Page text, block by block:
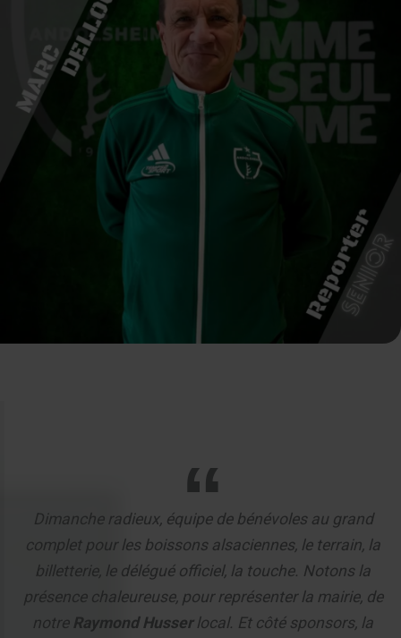
Dimanche radieux, équipe de bénévoles au grand
complet pour les boissons alsaciennes, le terrain, la
billetterie, le délégué officiel, la touche. Notons la
présence chaleureuse, pour représenter la mairie, de
notre Raymond Husser local. Et côté sponsors, la